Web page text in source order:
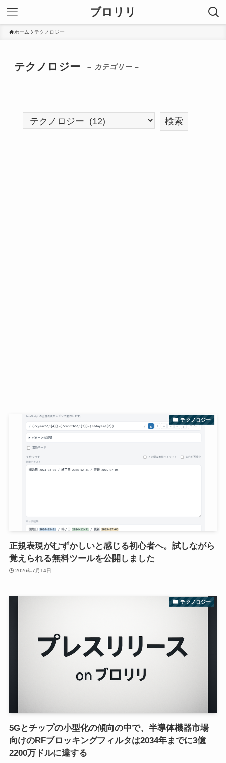
ブロリリ
ホーム テクノロジー
テクノロジー – カテゴリー –
テクノロジー
正規表現がむずかしいと感じる初心者へ。試しながら
覚えられる無料ツールを公開しました
2026年7月14日
テクノロジー
5Gとチップの小型化の傾向の中で、半導体機器市場
向けのRFブロッキングフィルタは2034年までに3億
2200万ドルに達する